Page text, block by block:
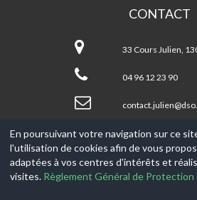
DAME
DU
LODI
CONTACT
social
JULIEN/NOTRE
DAME
MONT
LODI
33 Cours Julien,
04 96 12 23 90
© 2017-2026, Ce site est propulsé
CGV
En poursuivant votre navigation sur ce
l'utilisation de cookies afin de vous
adaptées à vos centres d'intérêts et
visites. Règlement Général de Protection